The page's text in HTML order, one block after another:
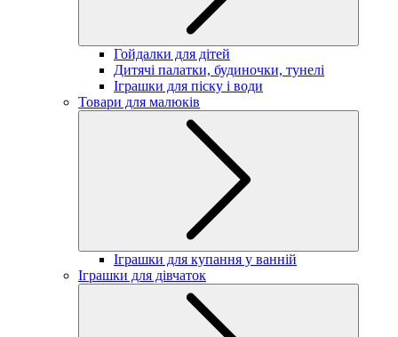
Гойдалки для дітей
Дитячі палатки, будиночки, тунелі
Іграшки для піску і води
Товари для малюків
Іграшки для купання у ванній
Іграшки для дівчаток